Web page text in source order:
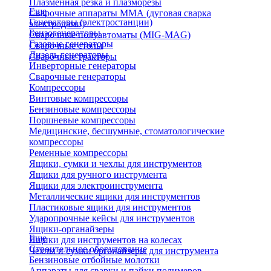
Плазменная резка и плазморезы
Сварочные аппараты ММА (дуговая сварка
электродами)
Сварочные полуавтоматы (MIG-MAG)
Сварочные столы
Сварочные тракторы
Еще
Генераторы (электростанции)
Бензогенераторы
Газовые генераторы
Дизель генераторы
Инверторные генераторы
Сварочные генераторы
Компрессоры
Винтовые компрессоры
Бензиновые компрессоры
Поршневые компрессоры
Медицинские, бесшумные, стоматологические
компрессоры
Ременные компрессоры
Ящики, сумки и чехлы для инструментов
Ящики для ручного инструмента
Ящики для электроинструмента
Металлические ящики для инструментов
Пластиковые ящики для инструментов
Ударопрочные кейсы для инструментов
Ящики-органайзеры
Ящики для инструментов на колесах
Чехлы и сумки органайзеры для инструмента
Еще
Строительное оборудование
Бензиновые отбойные молотки